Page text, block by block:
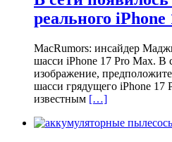
реального
MacRumors: инсайдер
шасси iPhone 17 Pro Max. В
изображение,
шасси грядущего iPhone 17
известным […]